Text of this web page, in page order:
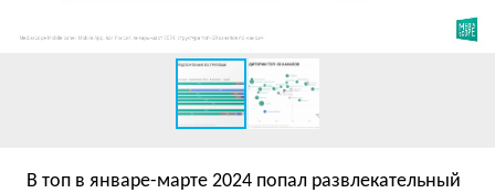
В топ в январе-марте 2024 попал развлекательный